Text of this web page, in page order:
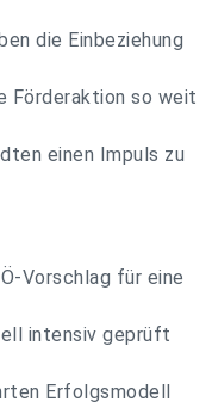
die Einbeziehung
Förderaktion so weit
einen Impuls zu
Vorschlag für eine
intensiv geprüft
Erfolgsmodell